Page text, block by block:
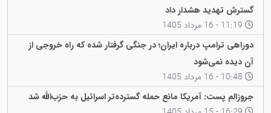
گسترش تهدید هشدار داد
دوراهی ترامپ درباره ایران؛ در جنگی گرفتار شده که راه خروجی از
آن دیده نمی‌شود
جروزالم پست: آمریکا مانع حمله گسترده‌تر اسرائیل به حزب‌الله شد